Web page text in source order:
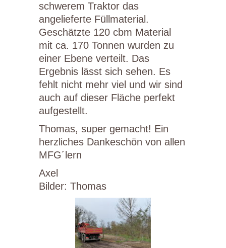
schwerem Traktor das
angelieferte Füllmaterial.
Geschätzte 120 cbm Material
mit ca. 170 Tonnen wurden zu
einer Ebene verteilt. Das
Ergebnis lässt sich sehen. Es
fehlt nicht mehr viel und wir sind
auch auf dieser Fläche perfekt
aufgestellt.
Thomas, super gemacht! Ein
herzliches Dankeschön von allen
MFG´lern
Axel
Bilder: Thomas